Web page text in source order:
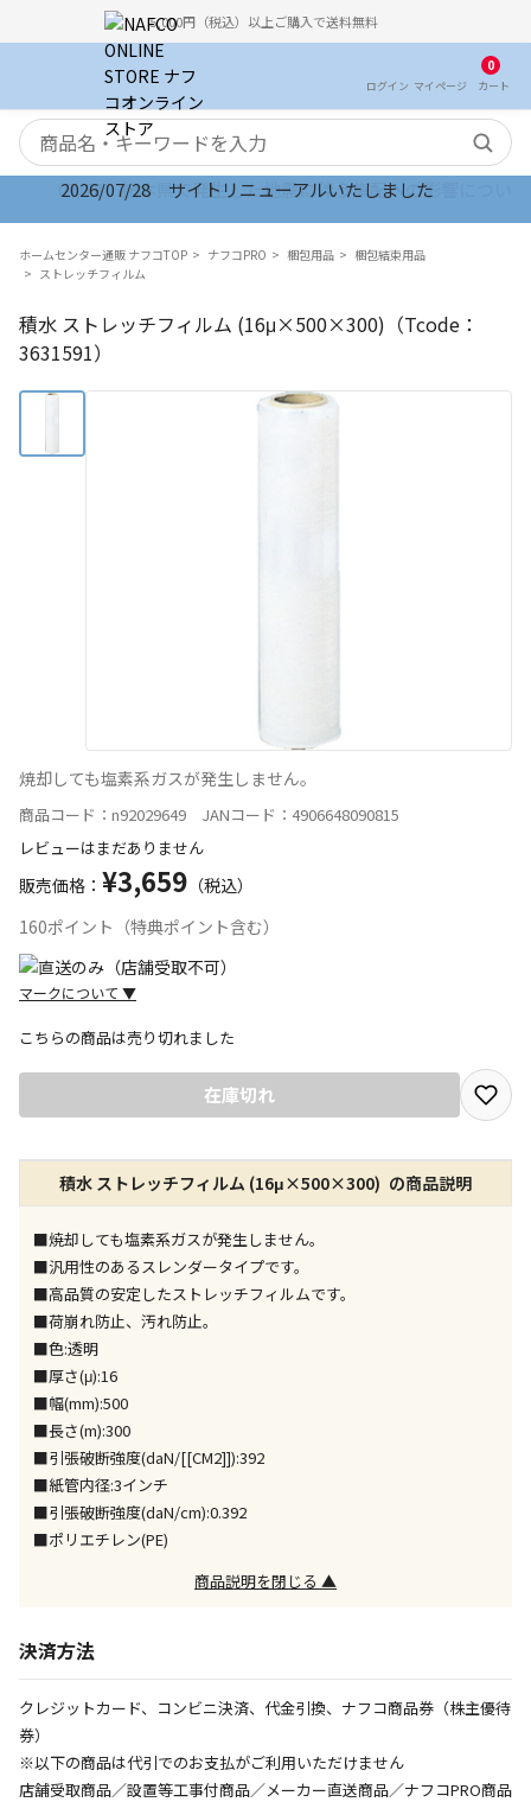
5,000円（税込）以上ご購入で送料無料
ログイン マイ ページ
0
カート
検索キーワード
2026/07/28 サイトリニューアルいたしました
ホームセンター通販 ナフコTOP ナフコPRO 梱包用品
梱包結束用品
ストレッチフィルム
積水 ストレッチフィルム (16μ×500×300)（Tcode：
3631591）
焼却しても塩素系ガスが発生しません。
商品コード：n92029649 JANコード：4906648090815
レビューはまだありません
販売価格： ¥3,659 （税込）
160ポイント（特典ポイント含む）
マークについて ▼
宅配や店舗受取を選択できる商品です
店舗のみで受取できる商品です（宅配便でのお届けが
できません）
※同時購入の商品は、全て同じ店舗での受取となりま
す
特定の店舗のみで受取ができる商品です（宅配便での
お届けができません）
※同時購入の商品は、全て同じ店舗での受取となりま
委託業者によりお届けする商品です
が、ご購入手続きを分けてお買い求めください
※支払い方法の代金引換は選択できません。
※電話注文はできません。
宅配のみでお届けする商品です（店舗受取は選択でき
ません）
※「宅配・店舗受取」「宅配のみ」マークの商品のみ
ただし、メーカーの営業日に基づき出荷手続きを行う
ため、通常よりお時間をいただく場合がございます。
は、休業明けからの出荷対応となります。
こちらの商品は売り切れました
在庫切れ
積水 ストレッチフィルム (16μ×500×300) の商品説明
■焼却しても塩素系ガスが発生しません。
■汎用性のあるスレンダータイプです。
■高品質の安定したストレッチフィルムです。
■荷崩れ防止、汚れ防止。
■色:透明
■厚さ(μ):16
■幅(mm):500
■長さ(m):300
■引張破断強度(daN/[[CM2]]):392
■紙管内径:3インチ
■引張破断強度(daN/cm):0.392
■ポリエチレン(PE)
商品説明を閉じる ▲
決済方法
クレジットカード、コンビニ決済、代金引換、ナフコ商品券（株主優待
券）
※以下の商品は代引でのお支払がご利用いただけません
店舗受取商品／設置等工事付商品／メーカー直送商品／ナフコPRO商品